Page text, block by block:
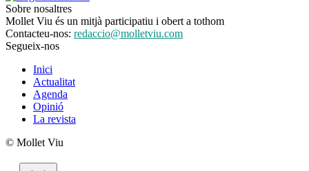
Sobre nosaltres
Mollet Viu és un mitjà participatiu i obert a tothom
Contacteu-nos: redaccio@molletviu.com
Segueix-nos
Inici
Actualitat
Agenda
Opinió
La revista
© Mollet Viu